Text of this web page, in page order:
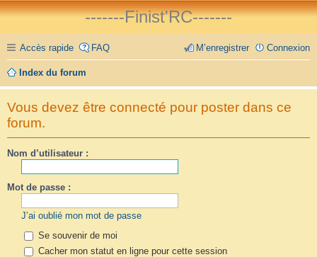
-------Finist'RC-------
Accès rapide FAQ Connexion
M’enregistrer
Index du forum
Vous devez être connecté pour poster dans ce
forum.
Nom d’utilisateur :
Mot de passe :
J’ai oublié mon mot de passe
Se souvenir de moi
Cacher mon statut en ligne pour cette session